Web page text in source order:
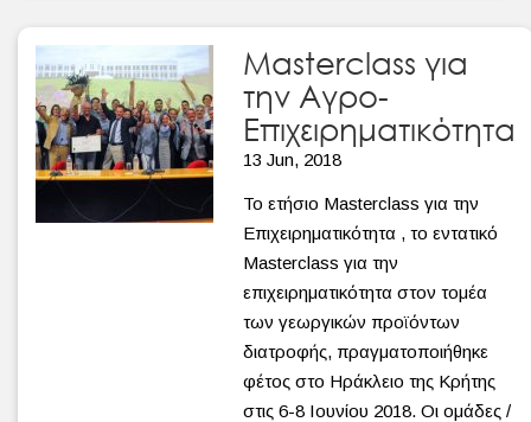
Masterclass για
την Αγρο-
Επιχειρηματικότητα
13 Jun, 2018
Το ετήσιο Masterclass για την
Επιχειρηματικότητα , το εντατικό
Masterclass για την
επιχειρηματικότητα στον τομέα
των γεωργικών προϊόντων
διατροφής, πραγματοποιήθηκε
φέτος στο Ηράκλειο της Κρήτης
στις 6-8 Ιουνίου 2018. Οι ομάδες /